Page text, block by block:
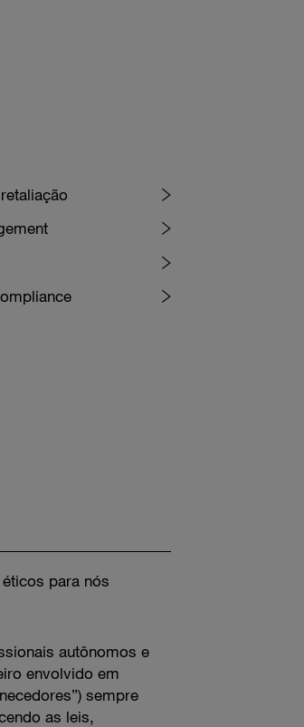
para nós
autônomos e
envolvido em
sempre
as leis,